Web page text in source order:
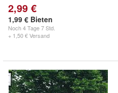
2,99 €
1,99 € Bieten
Noch4 Tage 7 Std.
+ 1,50 € Versand